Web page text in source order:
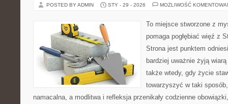
POSTED BY ADMIN STY - 29 - 2026 MOŻLIWOŚĆ
To miejsce stworzone z
pomaga pogłębiać więź z
Strona jest punktem
bardziej uważnie żyją
także wtedy, gdy życie
towarzyszyć w taki
namacalna, a modlitwa i refleksja przenikały codzienne